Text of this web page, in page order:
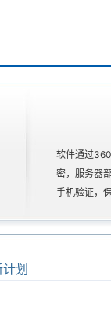
软件通过
密，服务器
手机验证，
划